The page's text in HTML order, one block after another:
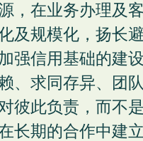
，在业务办理及
及规模化，扬长
强信用基础的建
、求同存异、团
彼此负责，而不
长期的合作中建